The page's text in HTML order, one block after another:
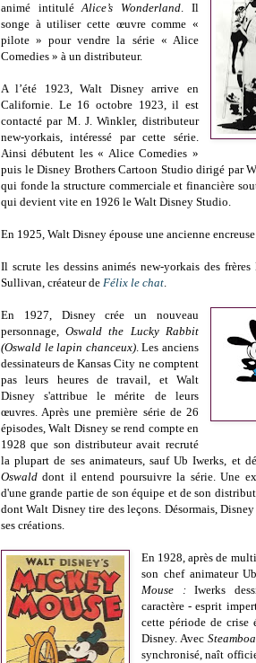
animé intituléAlice’s Wonderland. Il
songe à utiliser cette œuvre comme «
pilote » pour vendre la série « Alice
Comedies » à un distributeur.
A l’été 1923, Walt Disney arrive en
Californie. Le 16 octobre 1923, il est
contacté par M. J. Winkler, distributeur
new-yorkais, intéressé par cette série.
Ainsi débutent les « Alice Comedies »
puis le Disney Brothers Cartoon Studio dirigé par
qui fonde la structure commerciale et financière
qui devient vite en 1926 le Walt Disney Studio.
En 1925, Walt Disney épouse une ancienne
Il scrute les dessins animés new-yorkais des
Sullivan, créateur de Félix le chat.
En 1927, Disney crée un nouveau
personnage,Oswald the Lucky Rabbit
(Oswald le lapin chanceux). Les anciens
dessinateurs de Kansas City ne comptent
pas leurs heures de travail, et Walt
Disney s'attribue le mérite de leurs
œuvres. Après une première série de 26
épisodes, Walt Disney se rend compte en
1928 que son distributeur avait recruté
la plupart de ses animateurs, sauf Ub Iwerks, et
Oswald dont il entend poursuivre la série. Une
d'une grande partie de son équipe et de son
dont Walt Disney tire des leçons. Désormais,
ses créations.
En 1928, après de
son chef animateur
Mouse :Iwerks
caractère - esprit
cette période de crise
Disney. Avec
synchronisé, naît